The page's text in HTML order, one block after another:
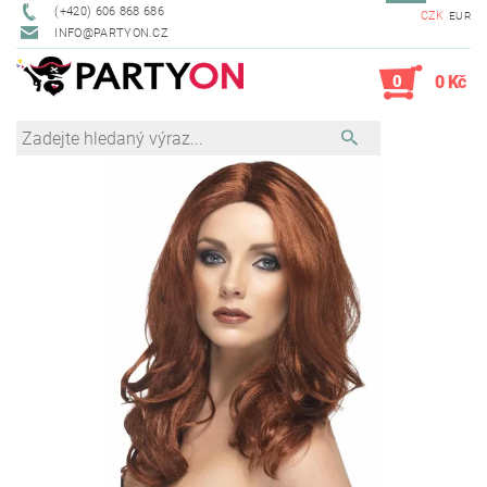
(+420) 606 868 686
INFO@PARTYON.CZ
CZK EUR
0 0 Kč